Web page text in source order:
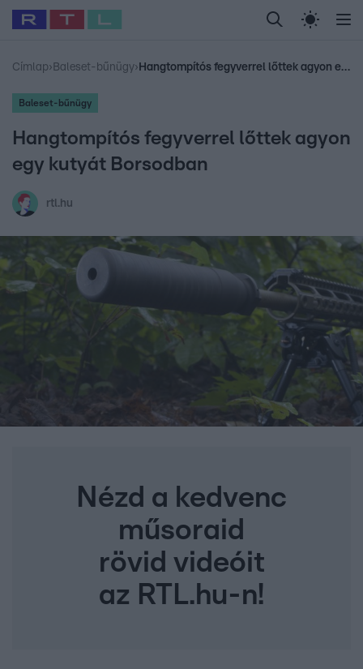
Legfrissebb RTL Híradó Randi Celeb vagyok,
Babits Marcella Most Wanted Gallusz
Címlap› Baleset-bűnügy› Hangtompítós fegyverrel lőttek agyon egy kutyát Borsodban
Baleset-bűnügy
Hangtompítós fegyverrel lőttek agyon
egy kutyát Borsodban
rtl.hu
Nézd a kedvenc
műsoraid
rövid videóit
az RTL.hu-n!